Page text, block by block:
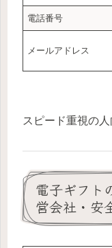
電話番号
メールアドレス
スピード重視の
電子ギフト
営会社・安